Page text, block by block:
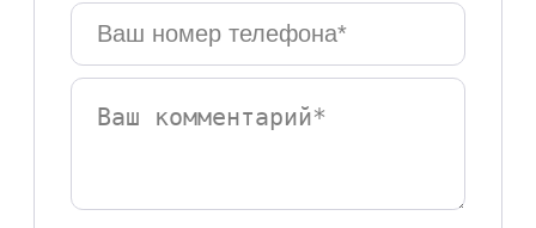
Ваш
номер
телефона*
Ваш
комментарий